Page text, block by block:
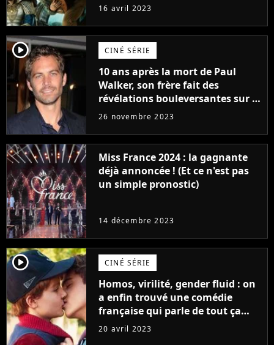
raison très spéciale
16 avril 2023
player2 CINÉ SÉRIE
10 ans après la mort de Paul
Walker, son frère fait des
révélations bouleversantes sur la
réaction des acteurs de Fast and
26 novembre 2023
Miss France 2024 : la gagnante
déjà annoncée ! (Et ce n'est pas
un simple pronostic)
14 décembre 2023
player2 CINÉ SÉRIE
Homos, virilité, gender fluid : on
a enfin trouvé une comédie
française qui parle de tout ça
sans être super ringarde
20 avril 2023